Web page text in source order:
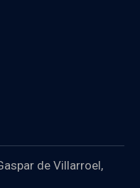
de Villarroel,